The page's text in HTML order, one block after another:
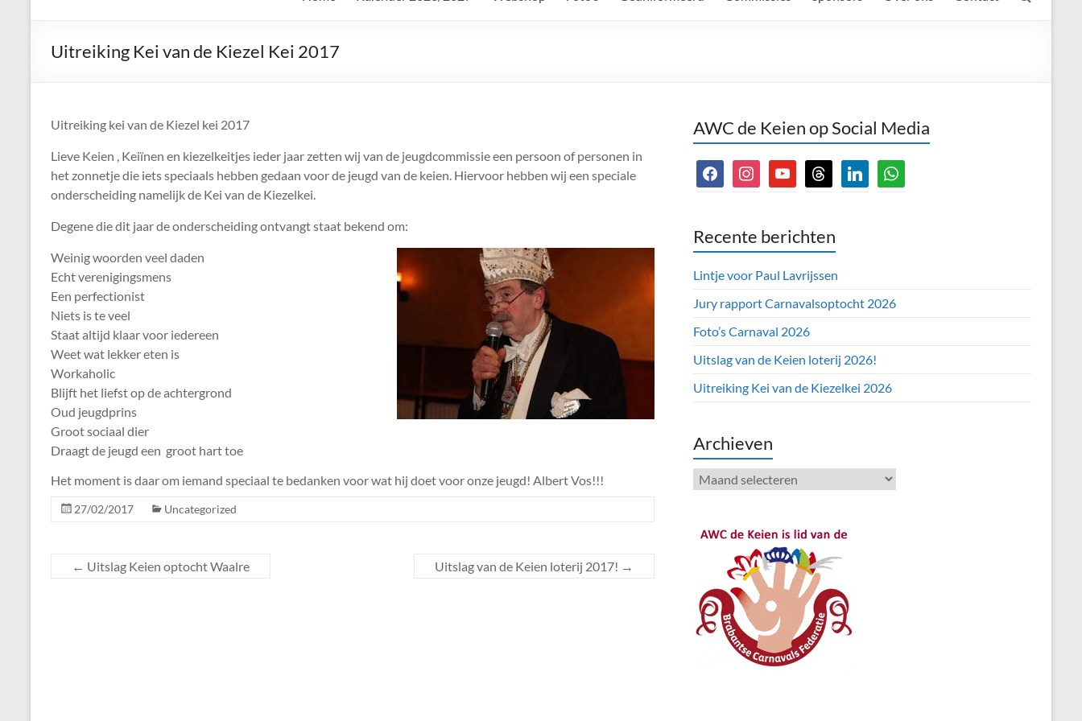
Keien
Carnavalsvereniging
Keien
Uitreiking Kei van de Kiezel Kei 2017
Uitreiking kei van de Kiezel kei 2017
Lieve Keien , Keiïnen en kiezelkeitjes ieder jaar zetten wij van de jeugdcommissie een persoon of personen in
het zonnetje die iets speciaals hebben gedaan voor de jeugd van de keien. Hiervoor hebben wij een speciale
onderscheiding namelijk de Kei van de Kiezelkei.
Degene die dit jaar de onderscheiding ontvangt staat bekend om:
Weinig woorden veel daden
Echt verenigingsmens
Een perfectionist
Niets is te veel
Staat altijd klaar voor iedereen
Weet wat lekker eten is
Workaholic
Blijft het liefst op de achtergrond
Oud jeugdprins
Groot sociaal dier
Draagt de jeugd een groot hart toe
Het moment is daar om iemand speciaal te bedanken voor wat hij doet voor onze jeugd! Albert Vos!!!
27/02/2017 Uncategorized
← Uitslag Keien optocht Waalre Uitslag van de Keien loterij 2017! →
AWC de Keien op Social Media
facebookinstagramyoutubethreads linkedinwhatsapp
Recente berichten
Lintje voor Paul Lavrijssen
Jury rapport Carnavalsoptocht 2026
Foto’s Carnaval 2026
Uitslag van de Keien loterij 2026!
Uitreiking Kei van de Kiezelkei 2026
Archieven
Archieven